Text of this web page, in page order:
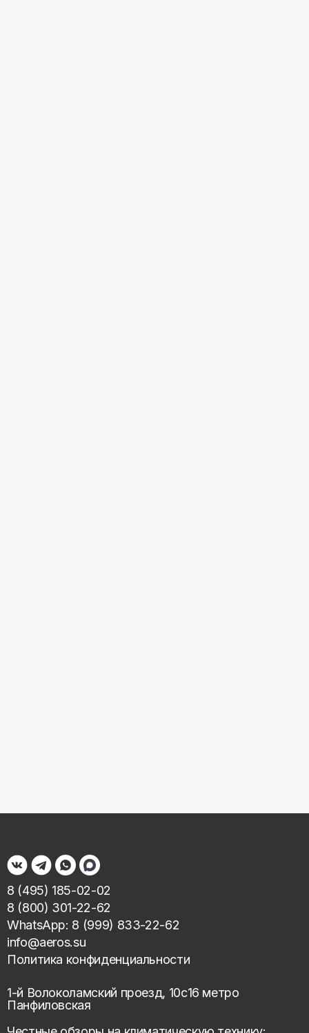
8 (495) 185-02-02
8 (800) 301-22-62
WhatsApp: 8 (999) 833-22-62
info@aeros.su
Политика конфиденциальности
1-й Волоколамский проезд, 10с16 метро
Панфиловская